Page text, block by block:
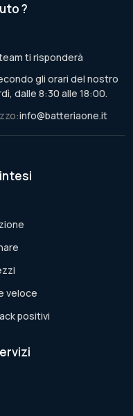
?
ti risponderà
gli orari del nostro
dalle 8:30 alle 18:00.
info@batteriaone.it
veloce
positivi